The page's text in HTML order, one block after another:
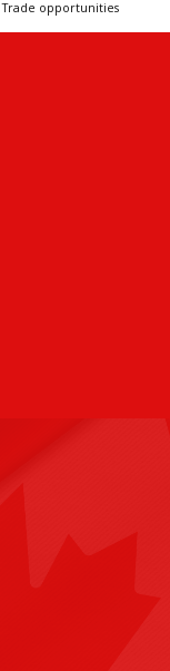
Trade opportunities